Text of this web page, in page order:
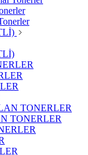
TONERLER
TONERLER